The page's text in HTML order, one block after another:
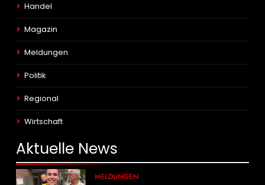
Handel
Magazin
Meldungen
Politik
Regional
Wirtschaft
Aktuelle News
MELDUNGEN